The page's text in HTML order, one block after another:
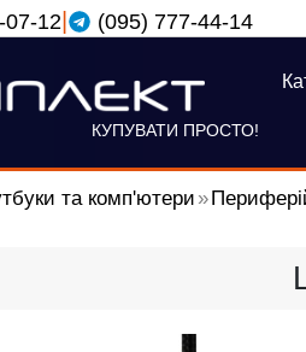
07-12| (095) 777-44-14
КУПУВАТИ ПРОСТО!
та комп'ютери